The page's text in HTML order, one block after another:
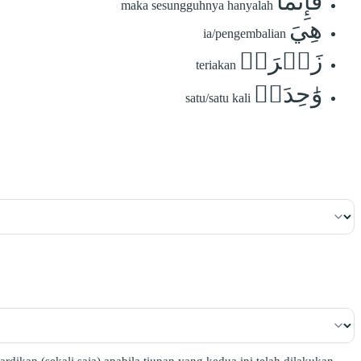
maka sesungguhnya hanyalah
هِيَ ia/pengembalian
زَجۡرَةٞ teriakan
وَٰحِدَةٞ satu/satu kali